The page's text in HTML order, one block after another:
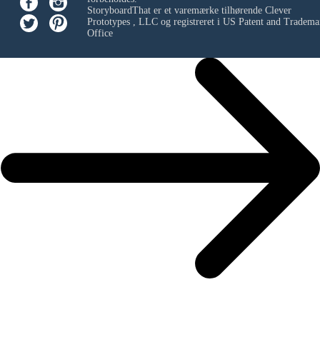
StoryboardThat er et varemærke tilhørende Clever
Prototypes , LLCog registreret i US Patent and
Office